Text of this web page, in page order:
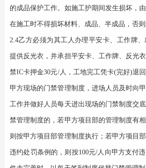
的成品保护工作。如施工护期间发生损坏，
在施工时不得损坏材料、成品、半成品，否则
2.4乙方必须为其工人办理平安卡、工作牌、
提供反光衣，并承担平安卡、工作牌、反光
禁IC卡押金30元/人，工地完工凭卡(完好)退
甲方现场的门禁管理制度，进场人员及时向
工作并做好人员每天进出现场的门禁制度交
禁管理制度的，若甲方项目部的管理制度有
则按甲方项目部管理制度执行；若甲方项目
违约处罚条例的，则按100元/人向甲方支付